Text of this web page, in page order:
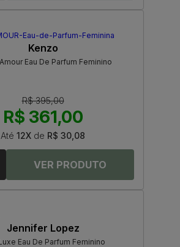
Kenzo
Eau De Parfum Feminino
R$ 395,00
R$ 361,00
Até 12X de R$ 30,08
Jennifer Lopez
Eau De Parfum Feminino